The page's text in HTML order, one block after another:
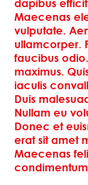
dapibus
Maecenas
vulputate.
ullamcorper.
faucibus
maximus.
iaculis
Duis
Nullam eu
Donec et
erat sit amet
Maecenas